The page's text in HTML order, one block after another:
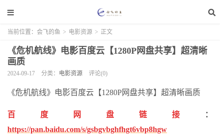
当前位置： 会飞的鱼 > 电影资源 > 正文
《危机航线》电影百度云【1280P网盘共享】超清晰
画质
2024-09-17 分类： 电影资源 评论(0)
《危机航线》电影百度云【1280P网盘共享】超清晰画质
百度网盘链接
：
https://pan.baidu.com/s/gsbgvbghfhgt6vbp8hgw